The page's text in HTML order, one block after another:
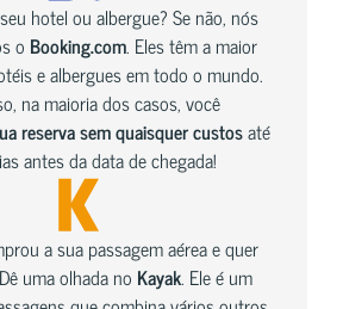
hotel ou albergue? Se não, nós
o Booking.com. Eles têm a maior
e albergues em todo o mundo.
na maioria dos casos, você
reserva sem quaisquer custosaté
antes da data de chegada!
a sua passagem aérea e quer
uma olhada no Kayak. Ele é um